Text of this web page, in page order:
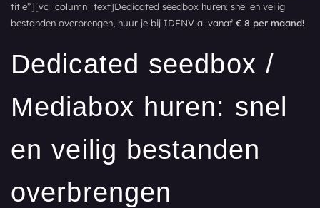
title”][vc_column_text]Dedicated seedbox huren: snel en veilig
bestanden overbrengen, huur je bij IDFNV al vanaf € 8 per maand!
Dedicated seedbox /
Mediabox huren: snel
en veilig bestanden
overbrengen